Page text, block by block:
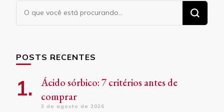
Procurando
algo?
POSTS RECENTES
Ácido sórbico: 7 critérios antes de
comprar
3 de agosto de 2026